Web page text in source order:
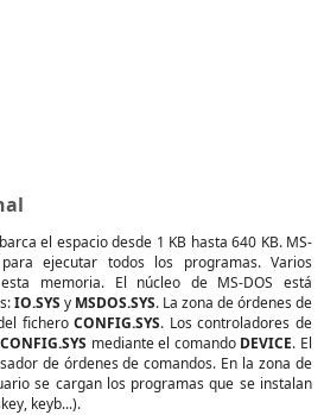
el espacio desde 1 KB hasta 640 KB. MS-
ejecutar todos los programas. Varios
memoria. El núcleo de MS-DOS está
IO.SYS y MSDOS.SYS. La zona de órdenes de
ficheroCONFIG.SYS. Los controladores de
CONFIG.SYS mediante el comando DEVICE. El
de órdenes de comandos. En la zona de
se cargan los programas que se instalan
keyb...).